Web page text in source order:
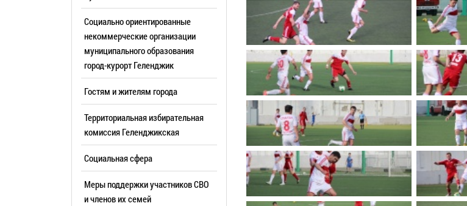
Стандарт развития конкуренции
Антимонопольный комплаенс
Общественная безопасность
Инициативное бюджетирование
Инвестиционная
Видеогалерея
Резерв управленческих кадров
Сведения о нестационарных
объектах (НТО), QR-коды
Имущественная поддержка
субъектов МСП
Участие в программах
Проектная деятельность
Информационные системы
Официальные визиты и рабочие
поездки
План
Порядок
Порядок
Социально ориентированные
некоммерческие организации
муниципального образования
город-курорт Геленджик
Гостям и жителям города
Территориальная избирательная
комиссия Геленджикcкая
Социальная сфера
Меры поддержки участников СВО
и членов их семей